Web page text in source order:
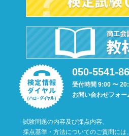
050-5541-
受付時間 9:00 〜
お問い合わせフォー
試験問題の内容及び採点内容、
採点基準・方法についてのご質問には